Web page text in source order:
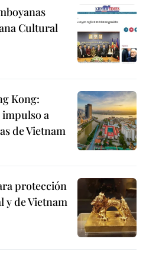
Cultural
Kong:
a
de Vietnam
protección
de Vietnam